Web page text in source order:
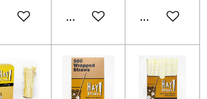
au panierAjouter au panierAjouter au